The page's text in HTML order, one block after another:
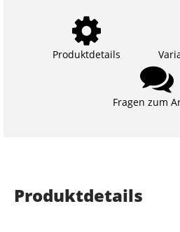
Produktdetails
Fragen zum
Produktdetails